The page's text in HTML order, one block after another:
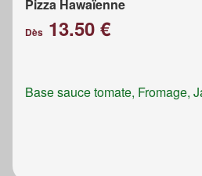
Pizza Hawaïenne
Dès 13.50 €
Base sauce tomate, Fromage,